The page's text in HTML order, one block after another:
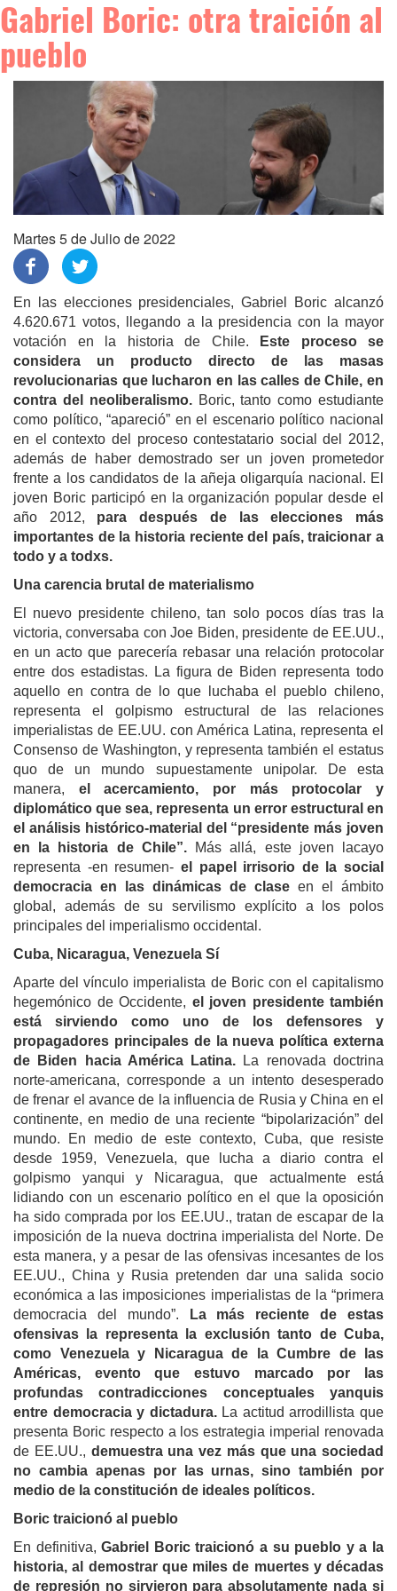
Gabriel Boric: otra traición al
pueblo
Martes 5 de Julio de 2022
En las elecciones presidenciales, Gabriel Boric alcanzó
4.620.671 votos, llegando a la presidencia con la mayor
votación en la historia de Chile.
Este proceso se
considera un producto directo de las masas
revolucionarias que lucharon en las calles de Chile, en
contra del neoliberalismo.Boric, tanto como estudiante
como político, “apareció” en el escenario político nacional
en el contexto del proceso contestatario social del 2012,
además de haber demostrado ser un joven prometedor
frente a los candidatos de la añeja oligarquía nacional. El
joven Boric participó en la organización popular desde el
año 2012, para después de las elecciones más
importantes de la historia reciente del país, traicionar a
todo y a todxs.
Una carencia brutal de materialismo
El nuevo presidente chileno, tan solo pocos días tras la
victoria, conversaba con Joe Biden, presidente de EE.UU.,
en un acto que parecería rebasar una relación protocolar
entre dos estadistas. La figura de Biden representa todo
aquello en contra de lo que luchaba el pueblo chileno,
representa el golpismo estructural de las relaciones
imperialistas de EE.UU. con América Latina, representa el
Consenso de Washington, y representa también el estatus
quo de un mundo supuestamente unipolar. De esta
manera, el acercamiento, por más protocolar y
diplomático que sea, representa un error estructural en
el análisis histórico-material del “presidente más joven
en la historia de Chile”.Más allá, este joven lacayo
representa -en resumen- el papel irrisorio de la social
democracia en las dinámicas de clase en el ámbito
global, además de su servilismo explícito a los polos
principales del imperialismo occidental.
Cuba, Nicaragua, Venezuela Sí
Aparte del vínculo imperialista de Boric con el capitalismo
hegemónico de Occidente, el joven presidentetambién
está sirviendo como uno de los defensores y
propagadores principales de la nueva política externa
de Biden hacia América Latina. La renovada doctrina
norte-americana, corresponde a un intento desesperado
de frenar el avance de la influencia de Rusia y China en el
continente, en medio de una reciente “bipolarización” del
mundo. En medio de este contexto, Cuba, que resiste
desde 1959, Venezuela, que lucha a diario contra el
golpismo yanqui y Nicaragua, que actualmente está
lidiando con un escenario político en el que la oposición
ha sido comprada por los EE.UU., tratan de escapar de la
imposición de la nueva doctrina imperialista del Norte. De
esta manera, y a pesar de las ofensivas incesantes de los
EE.UU., China y Rusia pretenden dar una salida socio
económica a las imposiciones imperialistas de la “primera
democracia del mundo”.
La más reciente de estas
ofensivas la representa la exclusión tanto de Cuba,
como Venezuela y Nicaragua de la Cumbre de las
Américas, evento que estuvo marcado por las
profundas contradicciones conceptuales yanquis
entre democracia y dictadura.La actitud arrodillista que
presenta Boric respecto a los estrategia imperial renovada
de EE.UU., demuestra una vez más que una sociedad
no cambia apenas por las urnas, sino también por
medio de la constitución de ideales políticos.
Boric traicionó al pueblo
En definitiva,Gabriel Boric traicionó a su pueblo y a la
historia, al demostrar que miles de muertes y décadas
de represión no sirvieron para absolutamente nada si